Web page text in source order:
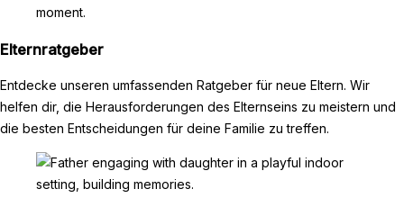
Elternratgeber
Entdecke unseren umfassenden Ratgeber für neue Eltern. Wir
helfen dir, die Herausforderungen des Elternseins zu meistern und
die besten Entscheidungen für deine Familie zu treffen.